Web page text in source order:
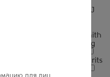
Spirits
SGJ
Sipsmith
Song
Spirits
для лиц